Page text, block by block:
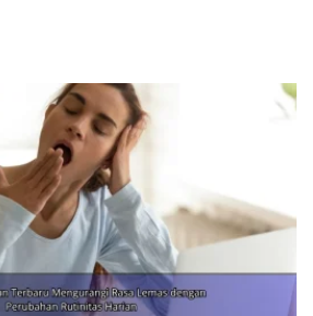
makan yang disesuaikan
kondisi kesehatan Anda.